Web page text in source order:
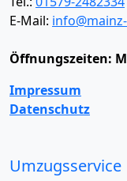
E-Mail:
Öffnungszeiten:
Impressum
Datenschutz
Umzugsservice